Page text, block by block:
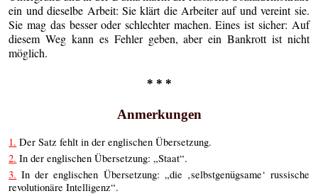
ein und dieselbe Arbeit: Sie klärt die Arbeiter auf und vereint sie.
Sie mag das besser oder schlechter machen. Eines ist sicher: Auf
diesem Weg kann es Fehler geben, aber ein Bankrott ist nicht
möglich.
* * *
Anmerkungen
1. Der Satz fehlt in der englischen Übersetzung.
2. In der englischen Übersetzung: „Staat“.
3. In der englischen Übersetzung: „die ‚selbstgenügsame‘ russische
revolutionäre Intelligenz“.